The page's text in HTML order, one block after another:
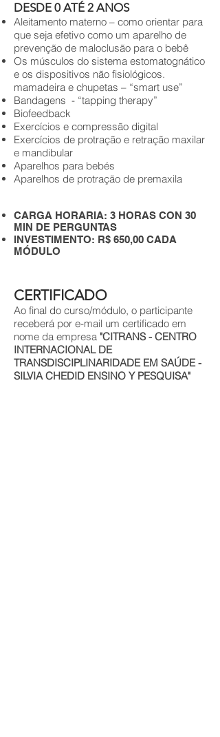
DESDE 0 ATÉ 2 ANOS
Aleitamento materno – como orientar para
que seja efetivo como um aparelho de
prevenção de maloclusão para o bebê
Os músculos do sistema estomatognático
e os dispositivos não fisiológicos.
mamadeira e chupetas – “smart use”
Bandagens - “tapping therapy”
Biofeedback
Exercícios e compressão digital
Exercícios de protração e retração maxilar
e mandibular
Aparelhos para bebés
Aparelhos de protração de premaxila
CARGA HORARIA: 3 HORAS CON 30
MIN DE PERGUNTAS
INVESTIMENTO: R$ 650,00 CADA
MÓDULO
CERTIFICADO
Ao final do curso/módulo, o participante
receberá por e-mail um certificado em
nome da empresa "CITRANS - CENTRO
INTERNACIONAL DE
TRANSDISCIPLINARIDADE EM SAÚDE -
SILVIA CHEDID ENSINO Y PESQUISA"